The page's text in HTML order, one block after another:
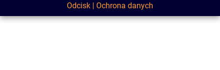
Odcisk Ochrona danych